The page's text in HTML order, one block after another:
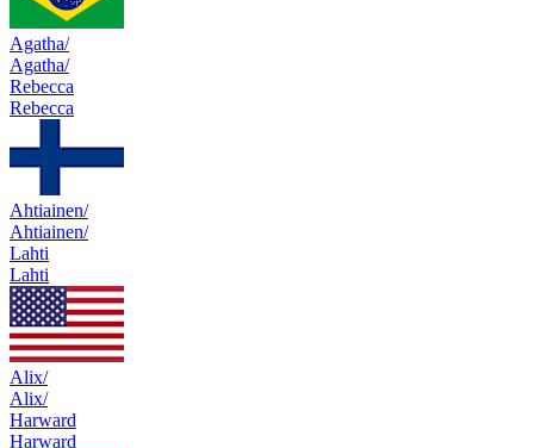
Agatha/
Agatha/
Rebecca
Rebecca
Ahtiainen/
Ahtiainen/
Lahti
Lahti
Alix/
Alix/
Harward
Harward